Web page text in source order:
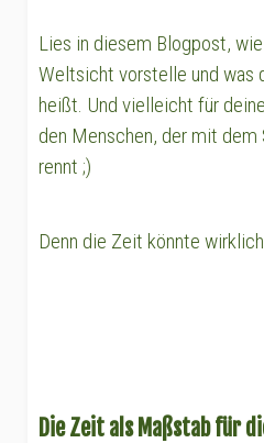
Lies in diesem Blogpost,
Weltsicht vorstelle und was
heißt. Und vielleicht für
den Menschen, der mit dem
rennt ;)
Denn die Zeit könnte
Die Zeit als Maßstab für